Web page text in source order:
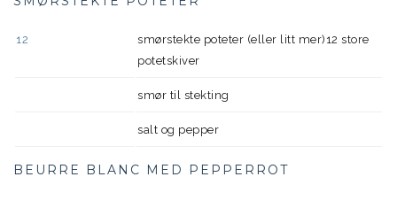
12
smørstekte poteter (eller litt mer)12 store
potetskiver
smør til stekting
salt og pepper
BEURRE BLANC MED PEPPERROT